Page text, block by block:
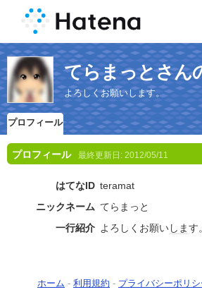
てらまっとさん
よろしくお願いします。
プロフィール
プロフィール 最終更新日: 2012/05/11
はてなID teramat
ニックネーム てらまっと
一行紹介 よろしくお願いします。
ホーム - 利用規約 - プライバシーポリシ